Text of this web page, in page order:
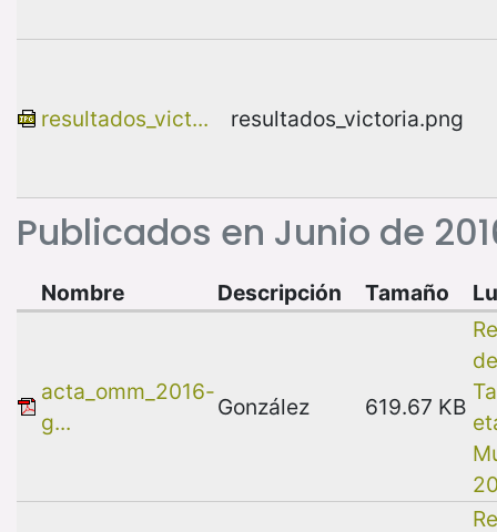
Publicados en Junio de
resultados_vict... resultados_victoria.png
Nombre Descripción Tamaño
acta_omm_2016-
g...
González 619.67 KB